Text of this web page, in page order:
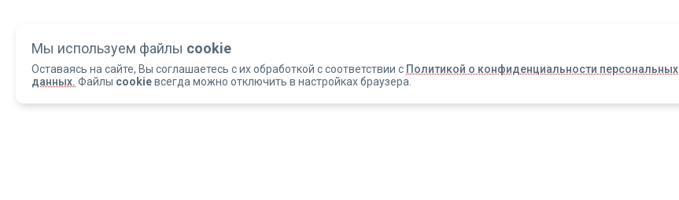
Мы используем файлы cookie
Оставаясь на сайте, Вы соглашаетесь с их обработкой с соответствии с Политикой о конфиденциальности персональных
данных. Файлы cookieвсегда можно отключить в настройках браузера.